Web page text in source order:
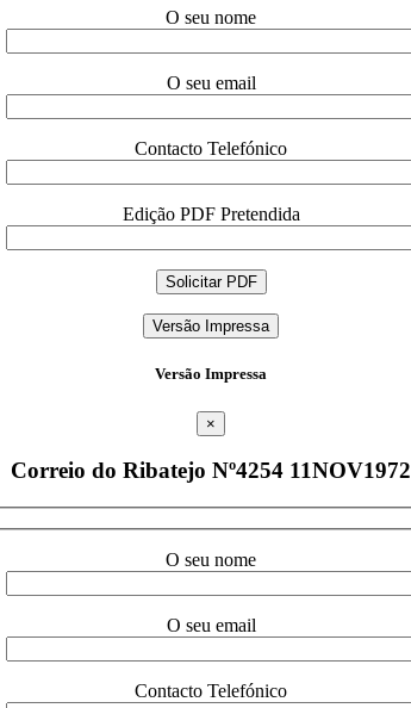
O seu nome
O seu email
Contacto Telefónico
Edição PDF Pretendida
Versão Impressa
Versão Impressa
×
Correio do Ribatejo Nº4254 11NOV1972
O seu nome
O seu email
Contacto Telefónico